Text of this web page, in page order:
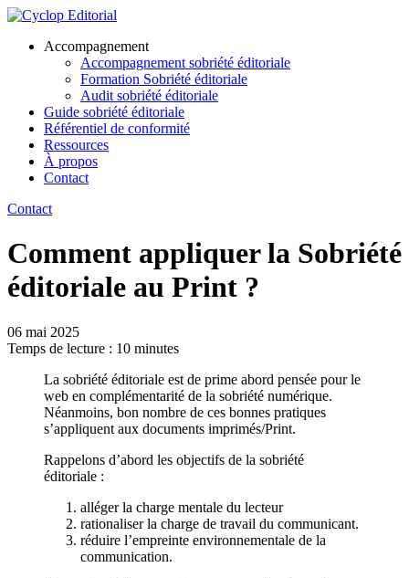
Accompagnement
Accompagnement sobriété éditoriale
Formation Sobriété éditoriale
Audit sobriété éditoriale
Guide sobriété éditoriale
Référentiel de conformité
Ressources
À propos
Contact
Contact
Comment appliquer la Sobriété
éditoriale au Print ?
06 mai 2025
Temps de lecture : 10 minutes
La sobriété éditoriale est de prime abord pensée pour le
web en complémentarité de la sobriété numérique.
Néanmoins, bon nombre de ces bonnes pratiques
s’appliquent aux documents imprimés/Print.
Rappelons d’abord les objectifs de la sobriété
éditoriale :
alléger la charge mentale du lecteur
rationaliser la charge de travail du communicant.
réduire l’empreinte environnementale de la
communication.